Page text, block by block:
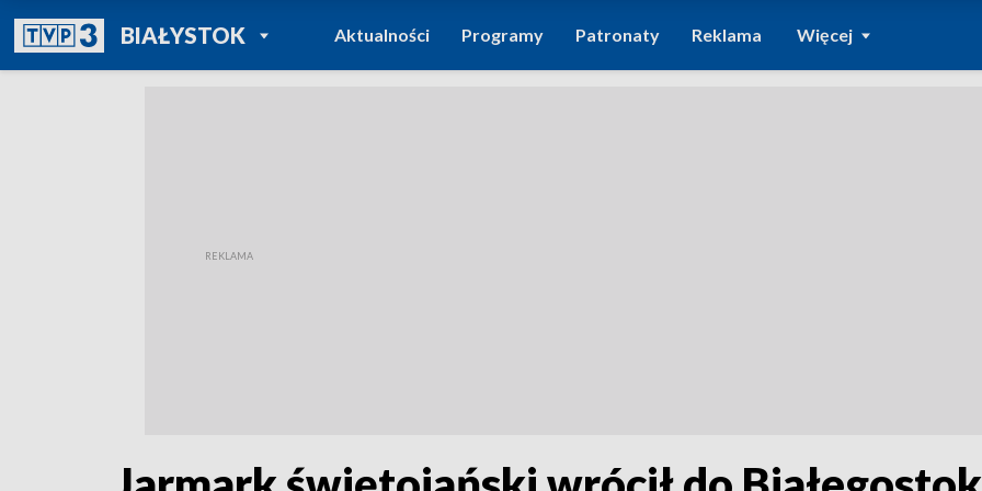
BIAŁYSTOKPOWRÓT DO
TVP REGIONY
Aktualności Programy Patronaty Reklama Więcej